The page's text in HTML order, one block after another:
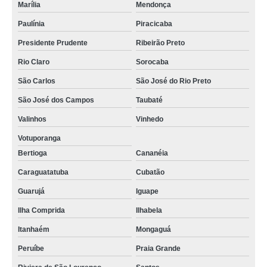
Marília Mendonça
Paulínia Piracicaba
Presidente Prudente Ribeirão Preto
Rio Claro Sorocaba
São Carlos São José do Rio Preto
São José dos Campos Taubaté
Valinhos Vinhedo
Votuporanga
Bertioga
Cananéia
Caraguatatuba Cubatão
Guarujá Iguape
Ilha Comprida Ilhabela
Itanhaém Mongaguá
Peruíbe Praia Grande